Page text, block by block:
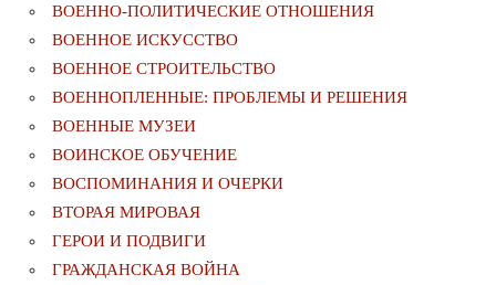
ВОЕННО-ПОЛИТИЧЕСКИE ОТНОШЕНИЯ
ВОЕННОЕ ИСКУССТВО
ВОЕННОЕ СТРОИТЕЛЬСТВО
ВОЕННОПЛЕННЫЕ: ПРОБЛЕМЫ И РЕШЕНИЯ
ВОЕННЫЕ МУЗЕИ
ВОИНСКОЕ ОБУЧЕНИЕ
ВОСПОМИНАНИЯ И ОЧЕРКИ
ВТОРАЯ МИРОВАЯ
ГЕРОИ И ПОДВИГИ
ГРАЖДАНСКАЯ ВОЙНА